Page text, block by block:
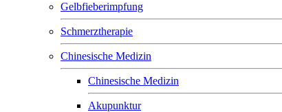
Gelbfieberimpfung
Schmerztherapie
Chinesische Medizin
Chinesische Medizin
Akupunktur